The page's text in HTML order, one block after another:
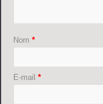
Nom*
E-mail*